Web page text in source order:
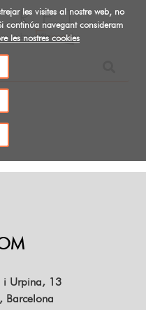
les visites al nostre web, no
continúa navegant consideram
les nostres cookies
SOBRE
venda
i Urpina, 13
Barcelona